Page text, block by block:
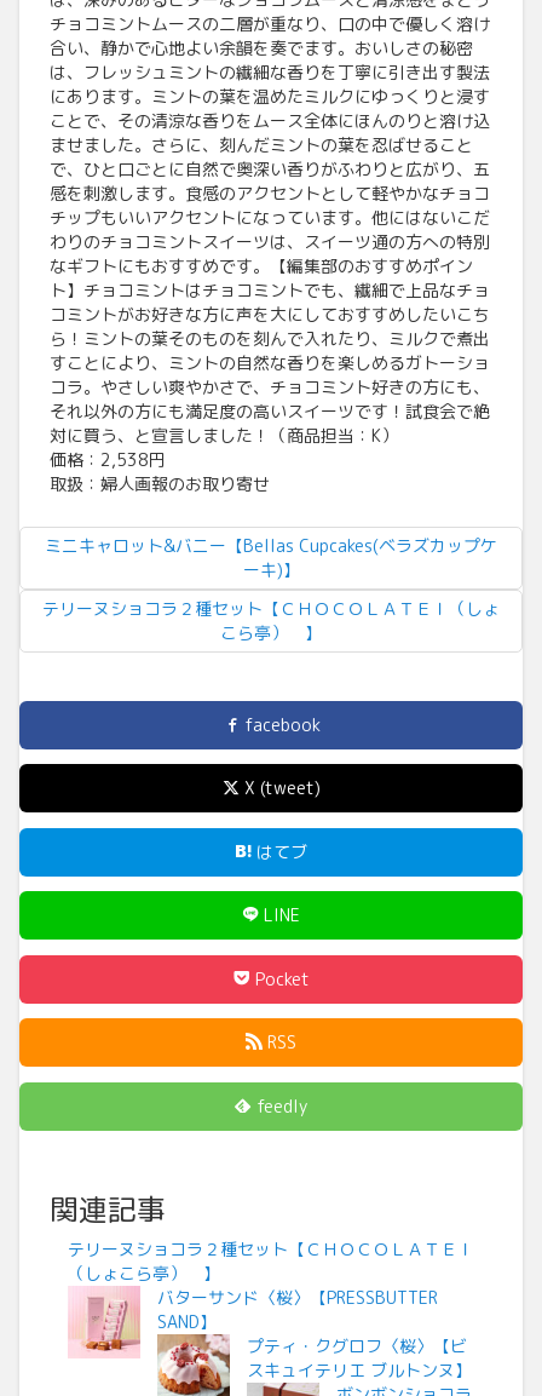
チョコミントムースの二層が重なり、口の中で優しく溶け
合い、静かで心地よい余韻を奏でます。おいしさの秘密
は、フレッシュミントの繊細な香りを丁寧に引き出す製法
にあります。ミントの葉を温めたミルクにゆっくりと浸す
ことで、その清涼な香りをムース全体にほんのりと溶け込
ませました。さらに、刻んだミントの葉を忍ばせること
で、ひと口ごとに自然で奥深い香りがふわりと広がり、五
感を刺激します。食感のアクセントとして軽やかなチョコ
チップもいいアクセントになっています。他にはないこだ
わりのチョコミントスイーツは、スイーツ通の方への特別
なギフトにもおすすめです。【編集部のおすすめポイン
ト】チョコミントはチョコミントでも、繊細で上品なチョ
コミントがお好きな方に声を大にしておすすめしたいこち
ら！ミントの葉そのものを刻んで入れたり、ミルクで煮出
すことにより、ミントの自然な香りを楽しめるガトーショ
コラ。やさしい爽やかさで、チョコミント好きの方にも、
それ以外の方にも満足度の高いスイーツです！試食会で絶
対に買う、と宣言しました！（商品担当：K）
価格：2,538円
取扱：婦人画報のお取り寄せ
ミニキャロット&バニー【Bellas Cupcakes(ベラズカップケ
ーキ)】
テリーヌショコラ２種セット【ＣＨＯＣＯＬＡＴＥＩ（しょ
こら亭） 】
facebook
X (tweet)
はてブ
LINE
Pocket
RSS
feedly
関連記事
テリーヌショコラ２種セット【ＣＨＯＣＯＬＡＴＥＩ
（しょこら亭） 】
バターサンド〈桜〉【PRESSBUTTER
SAND】
プティ・クグロフ〈桜〉【ビ
スキュイテリエ ブルトンヌ】